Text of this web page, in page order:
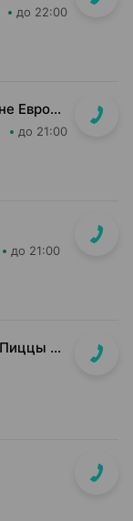
до 22:00
ул. Есенина, д. 76-1 (ТЦ Maximus, в м-не Евроопт Super)
до 21:00
до 21:00
ул. Маяковского, д. 10, пом. 13 (возле Пиццы Мании)